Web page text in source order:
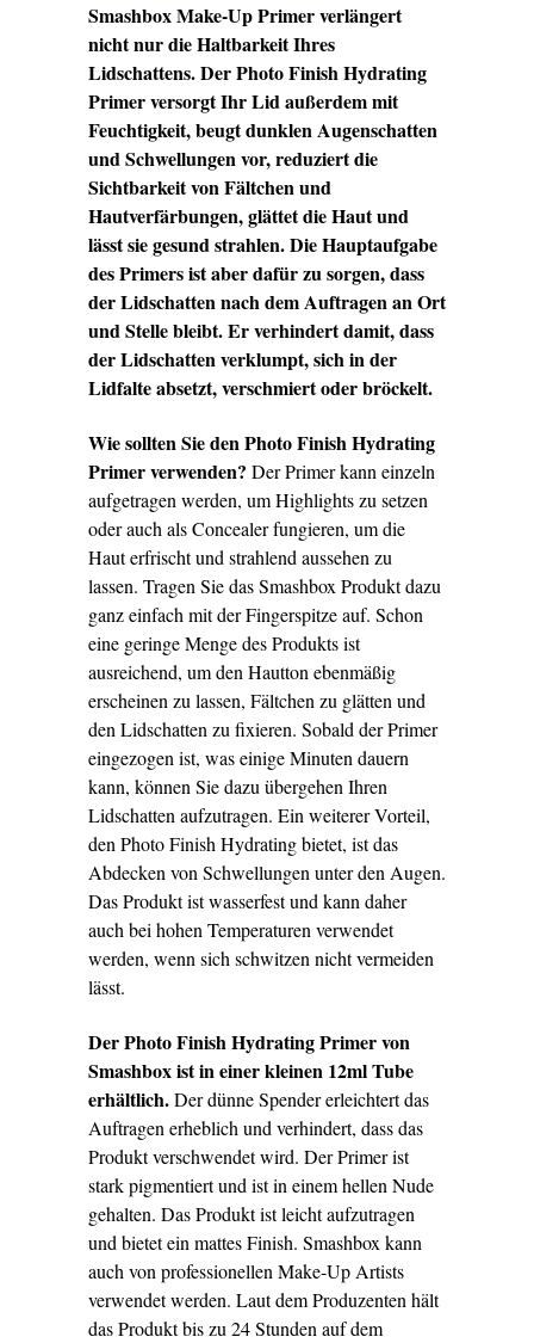
Smashbox Make-Up Primer verlängert
nicht nur die Haltbarkeit Ihres
Lidschattens. Der Photo Finish Hydrating
Primer versorgt Ihr Lid außerdem mit
Feuchtigkeit, beugt dunklen Augenschatten
und Schwellungen vor, reduziert die
Sichtbarkeit von Fältchen und
Hautverfärbungen, glättet die Haut und
lässt sie gesund strahlen. Die Hauptaufgabe
des Primers ist aber dafür zu sorgen, dass
der Lidschatten nach dem Auftragen an Ort
und Stelle bleibt. Er verhindert damit, dass
der Lidschatten verklumpt, sich in der
Lidfalte absetzt, verschmiert oder bröckelt.
Wie sollten Sie den Photo Finish Hydrating
Primer verwenden? Der Primer kann einzeln
aufgetragen werden, um Highlights zu setzen
oder auch als Concealer fungieren, um die
Haut erfrischt und strahlend aussehen zu
lassen. Tragen Sie das Smashbox Produkt dazu
ganz einfach mit der Fingerspitze auf. Schon
eine geringe Menge des Produkts ist
ausreichend, um den Hautton ebenmäßig
erscheinen zu lassen, Fältchen zu glätten und
den Lidschatten zu fixieren. Sobald der Primer
eingezogen ist, was einige Minuten dauern
kann, können Sie dazu übergehen Ihren
Lidschatten aufzutragen. Ein weiterer Vorteil,
den Photo Finish Hydrating bietet, ist das
Abdecken von Schwellungen unter den Augen.
Das Produkt ist wasserfest und kann daher
auch bei hohen Temperaturen verwendet
werden, wenn sich schwitzen nicht vermeiden
lässt.
Der Photo Finish Hydrating Primer von
Smashbox ist in einer kleinen 12ml Tube
erhältlich.Der dünne Spender erleichtert das
Auftragen erheblich und verhindert, dass das
Produkt verschwendet wird. Der Primer ist
stark pigmentiert und ist in einem hellen Nude
gehalten. Das Produkt ist leicht aufzutragen
und bietet ein mattes Finish. Smashbox kann
auch von professionellen Make-Up Artists
verwendet werden. Laut dem Produzenten hält
das Produkt bis zu 24 Stunden auf dem